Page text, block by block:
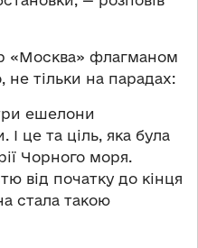
«Москва» флагманом
не тільки на парадах:
ешелони
І це та ціль, яка була
Чорного моря.
від початку до кінця
стала такою